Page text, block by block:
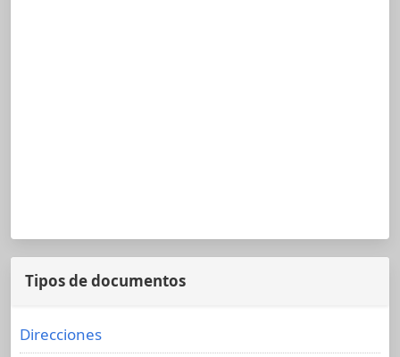
Tipos de documentos
Direcciones